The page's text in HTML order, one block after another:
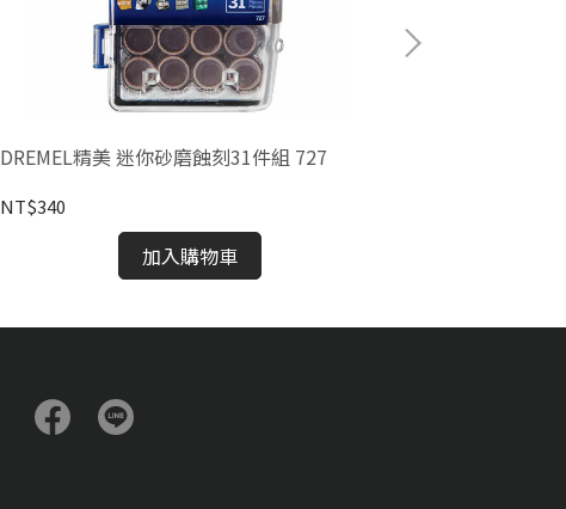
DREMEL精美 迷你砂磨蝕刻31件組 727
NT$340
加入購物車